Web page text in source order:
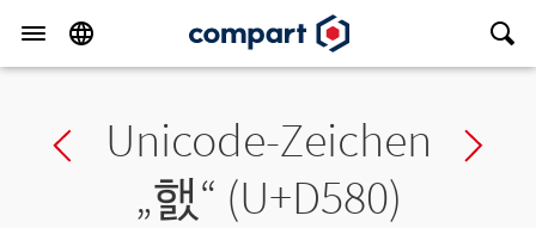
Previous char
Unicode-Zeichen
„햀“ (U+D580)